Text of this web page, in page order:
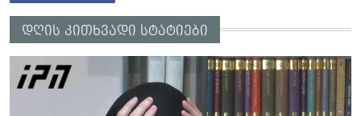
დღის კითხვადი სტატიები